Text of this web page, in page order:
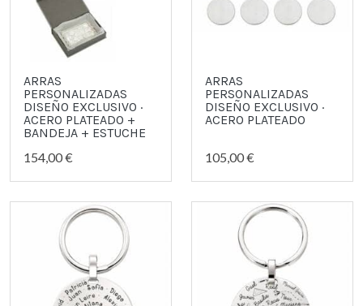
ARRAS
PERSONALIZADAS
DISEÑO EXCLUSIVO ·
ACERO PLATEADO +
BANDEJA + ESTUCHE
154,00 €
ARRAS
PERSONALIZADAS
DISEÑO EXCLUSIVO ·
ACERO PLATEADO
105,00 €